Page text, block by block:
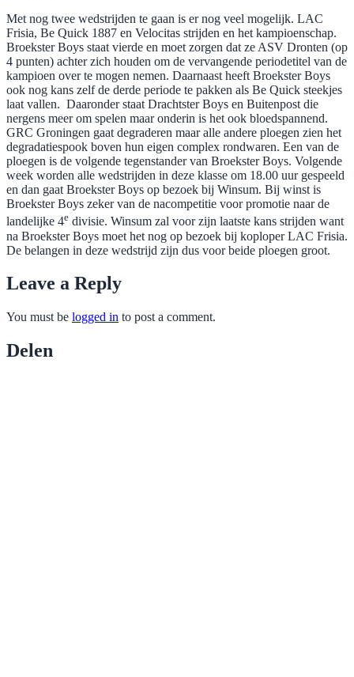
Met nog twee wedstrijden te gaan is er nog veel mogelijk. LAC
Frisia, Be Quick 1887 en Velocitas strijden en het kampioenschap.
Broekster Boys staat vierde en moet zorgen dat ze ASV Dronten (op
4 punten) achter zich houden om de vervangende periodetitel van de
kampioen over te mogen nemen. Daarnaast heeft Broekster Boys
ook nog kans zelf de derde periode te pakken als Be Quick steekjes
laat vallen. Daaronder staat Drachtster Boys en Buitenpost die
nergens meer om spelen maar onderin is het ook bloedspannend.
GRC Groningen gaat degraderen maar alle andere ploegen zien het
degradatiespook boven hun eigen complex rondwaren. Een van de
ploegen is de volgende tegenstander van Broekster Boys. Volgende
week worden alle wedstrijden in deze klasse om 18.00 uur gespeeld
en dan gaat Broekster Boys op bezoek bij Winsum. Bij winst is
Broekster Boys zeker van de nacompetitie voor promotie naar de
landelijke 4e divisie. Winsum zal voor zijn laatste kans strijden want
na Broekster Boys moet het nog op bezoek bij koploper LAC Frisia.
De belangen in deze wedstrijd zijn dus voor beide ploegen groot.
Leave a Reply
You must be logged in to post a comment.
Delen